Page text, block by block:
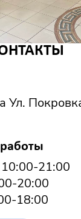
Ул.
21:00
20:00
18:00